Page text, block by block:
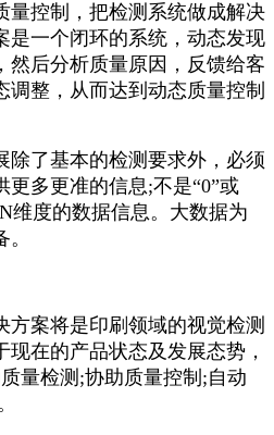
量控制，把检测系统做成解决
是一个闭环的系统，动态发现
然后分析质量原因，反馈给客
调整，从而达到动态质量控制
了基本的检测要求外，必须
多更准的信息;不是“0”或
维度的数据信息。大数据为
案将是印刷领域的视觉检测
在的产品状态及发展态势，
量检测;协助质量控制;自动